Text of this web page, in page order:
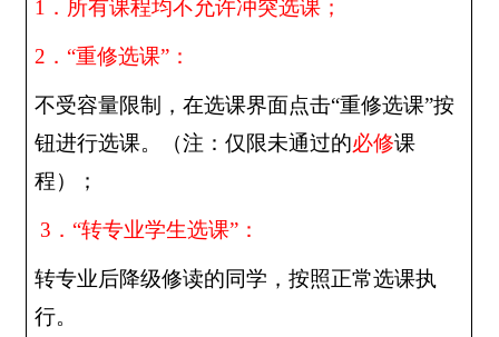
1 ．所有课程均不允许冲突选课；
2 ．“重修选课”：
不受容量限制，在选课界面点击“重修选课”按
钮进行选课。（注：仅限未通过的必修课
程）；
3 ．“转专业学生选课”：
转专业后降级修读的同学，按照正常选课执
行。